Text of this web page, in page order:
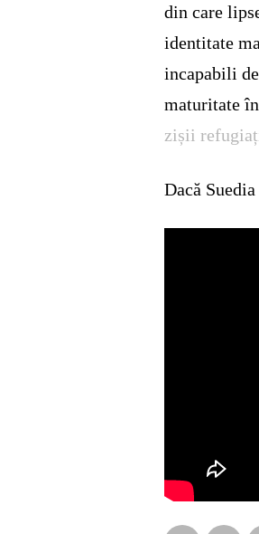
din care
identitate
incapabili
maturitate
zișii
Dacă